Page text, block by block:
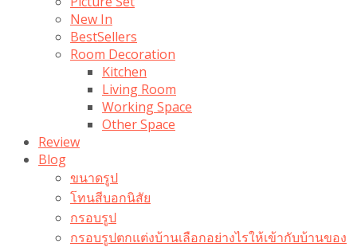
New In
BestSellers
Room Decoration
Kitchen
Living Room
Working Space
Other Space
Review
Blog
ขนาดรูป
โทนสีบอกนิสัย
กรอบรูป
กรอบรูปตกแต่งบ้านเลือกอย่างไรให้เข้ากับบ้านของ